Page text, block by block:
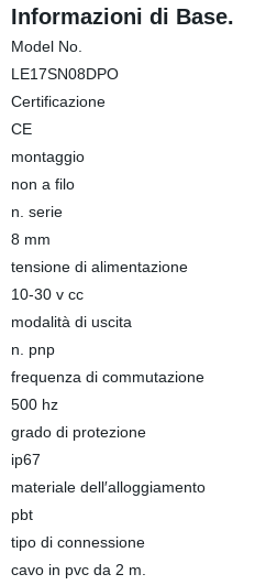
Informazioni di Base.
Model No.
LE17SN08DPO
Certificazione
CE
montaggio
non a filo
n. serie
8 mm
tensione di alimentazione
10-30 v cc
modalità di uscita
n. pnp
frequenza di commutazione
500 hz
grado di protezione
ip67
materiale dell′alloggiamento
pbt
tipo di connessione
cavo in pvc da 2 m.